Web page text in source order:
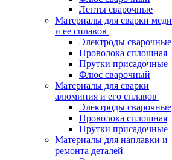
Ленты сварочные
Материалы для сварки меди
и ее сплавов
Электроды сварочные
Проволока сплошная
Прутки присадочные
Флюс сварочный
Материалы для сварки
алюминия и его сплавов
Электроды сварочные
Проволока сплошная
Прутки присадочные
Материалы для наплавки и
ремонта деталей